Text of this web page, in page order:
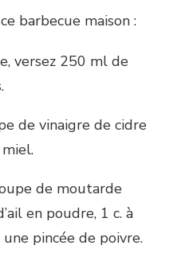
barbecue maison :
versez 250 ml de
de vinaigre de cidre
de moutarde
en poudre, 1 c. à
pincée de poivre.